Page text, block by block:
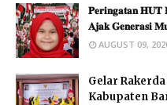
𝐏𝐞𝐫𝐢𝐧𝐠𝐚𝐭𝐚𝐧 𝐇𝐔𝐓
𝐀𝐣𝐚𝐤 𝐆𝐞𝐧𝐞𝐫𝐚𝐬𝐢
AUGUST 09,
Gelar
Kabupaten